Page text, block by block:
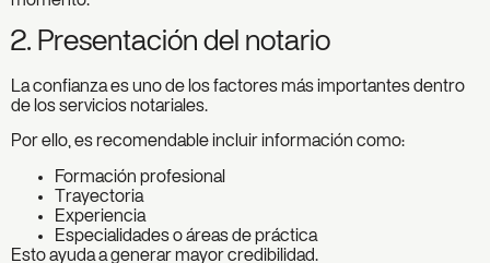
2. Presentación del notario
La confianza es uno de los factores más importantes dentro
de los servicios notariales.
Por ello, es recomendable incluir información como:
Formación profesional
Trayectoria
Experiencia
Especialidades o áreas de práctica
Esto ayuda a generar mayor credibilidad.